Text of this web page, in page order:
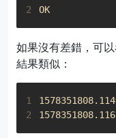
2
OK
如果沒有差錯，可
結果類似：
1
2